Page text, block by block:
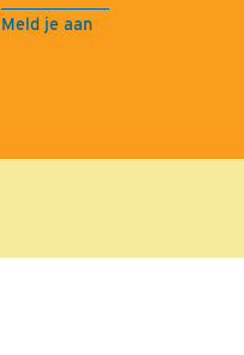
Meld je aan